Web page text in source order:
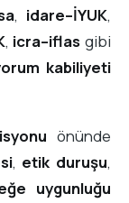
, idare–İYUK,
, icra–iflas gibi
kabiliyeti
önünde
, etik duruşu,
uygunluğu